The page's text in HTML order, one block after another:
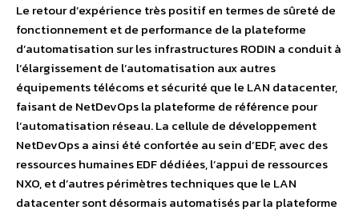
Le retour d’expérience très positif en termes de sûreté de
fonctionnement et de performance de la plateforme
d’automatisation sur les infrastructures RODIN a conduit à
l’élargissement de l’automatisation aux autres
équipements télécoms et sécurité que le LAN datacenter,
faisant de NetDevOps la plateforme de référence pour
l’automatisation réseau. La cellule de développement
NetDevOps a ainsi été confortée au sein d’EDF, avec des
ressources humaines EDF dédiées, l’appui de ressources
NXO, et d’autres périmètres techniques que le LAN
datacenter sont désormais automatisés par la plateforme